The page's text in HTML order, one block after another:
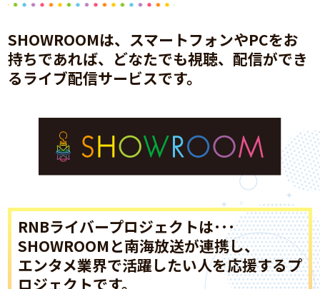
SHOWROOMは、スマートフォンやPCをお
持ちであれば、どなたでも視聴、配信ができ
るライブ配信サービスです。
RNBライバープロジェクトは･･･
SHOWROOMと南海放送が連携し、
エンタメ業界で活躍したい人を応援するプ
ロジェクトです。